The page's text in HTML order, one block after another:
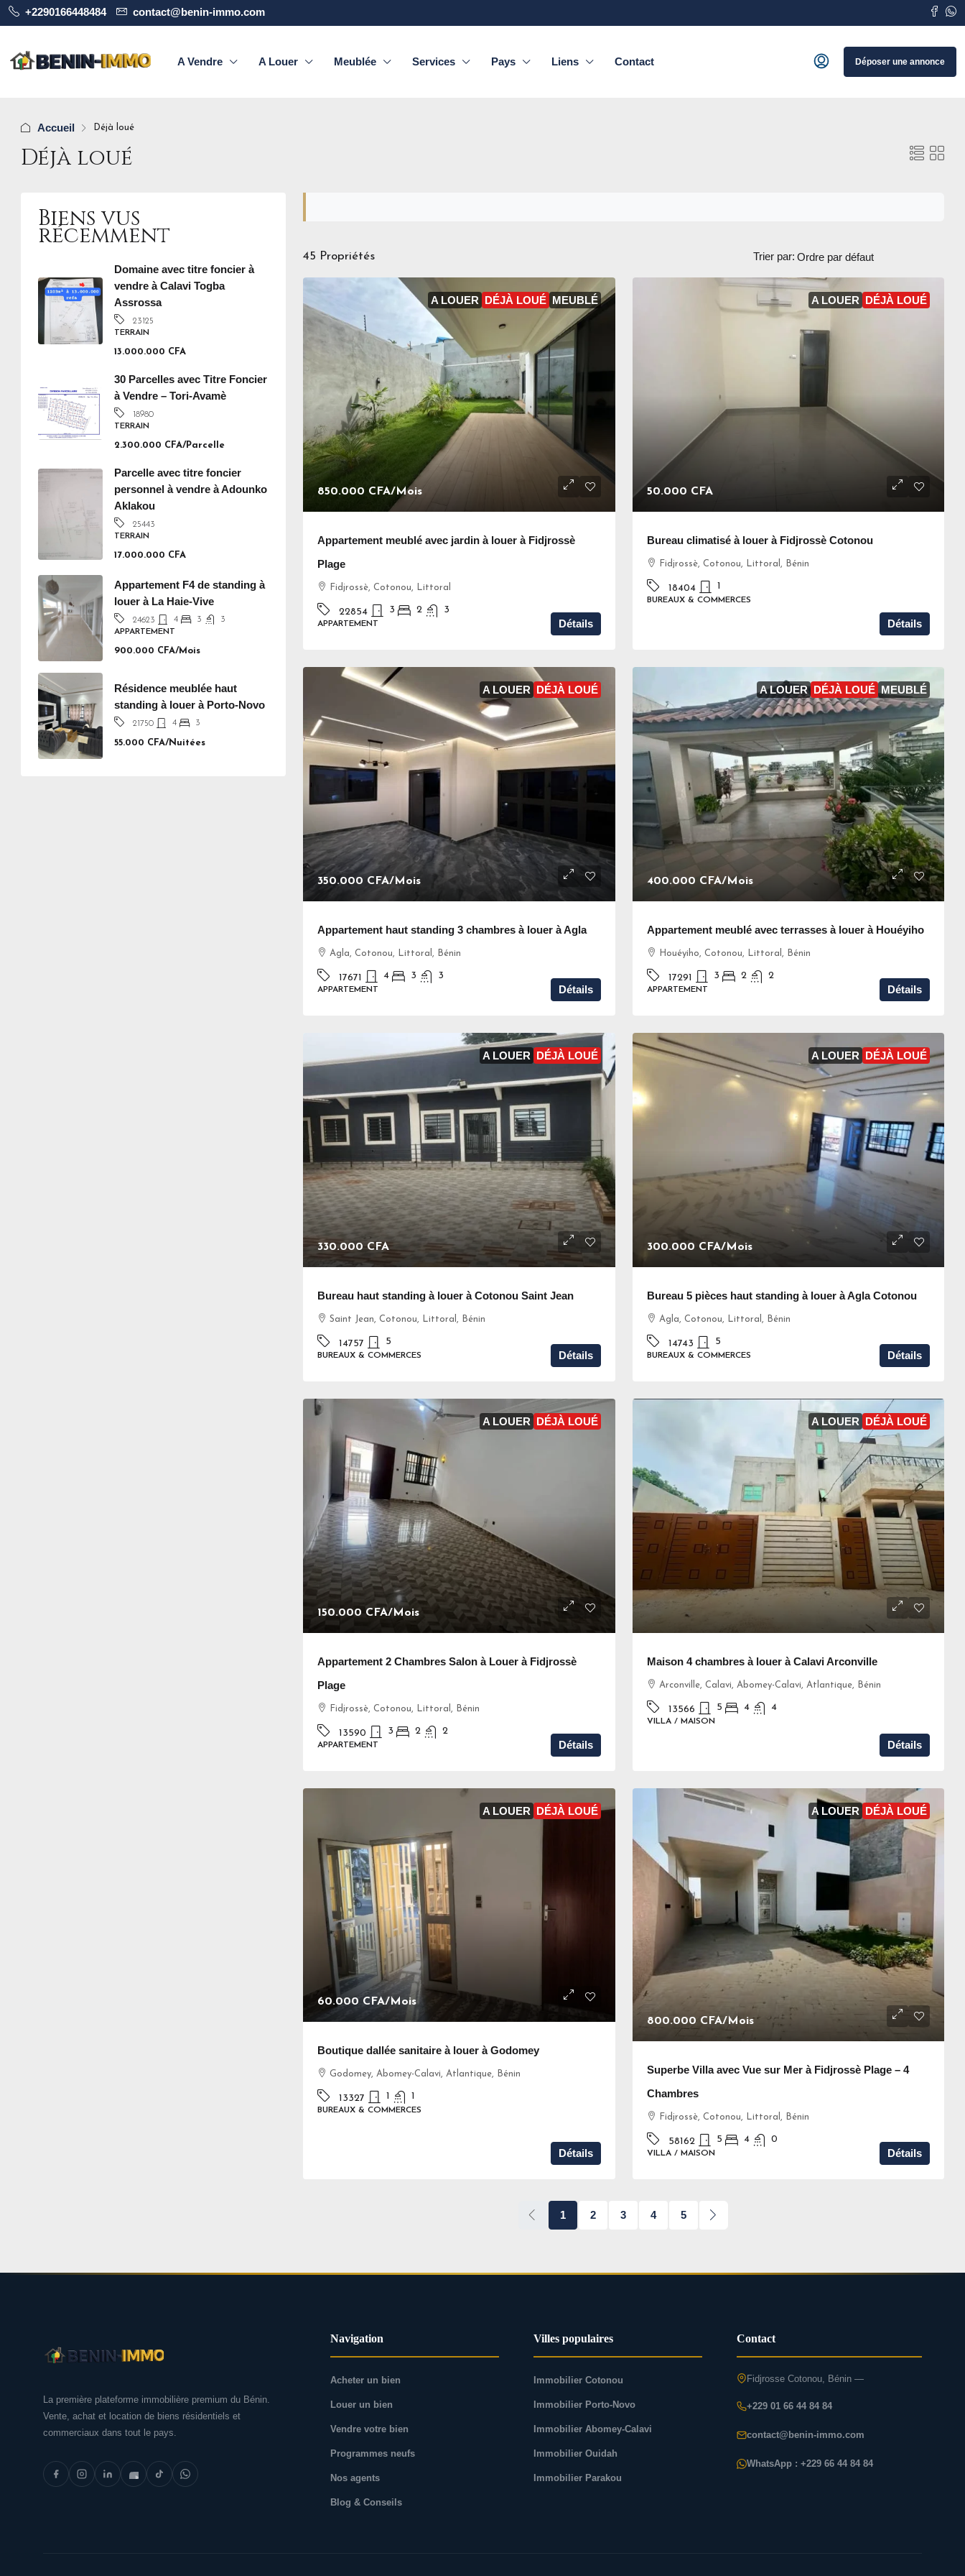
+2290166448484 contact@benin-immo.com
A Vendre A Louer Meublée Services Pays Liens Contact Déposer une annonce
Accueil Déjà loué
Déjà loué
45 Propriétés Trier par:
A LOUER DÉJÀ LOUÉ MEUBLÉ
850.000 CFA/Mois
Appartement meublé avec jardin à louer à Fidjrossè
Plage
Fidjrossè, Cotonou, Littoral
22854 3 2 3
APPARTEMENT Détails
A LOUER DÉJÀ LOUÉ
50.000 CFA
Bureau climatisé à louer à Fidjrossè Cotonou
Fidjrossè, Cotonou, Littoral, Bénin
18404 1
BUREAUX & COMMERCES
Détails
A LOUER DÉJÀ LOUÉ
350.000 CFA/Mois
Appartement haut standing 3 chambres à louer à Agla
Agla, Cotonou, Littoral, Bénin
17671 4 3 3
APPARTEMENT Détails
A LOUER DÉJÀ LOUÉ MEUBLÉ
400.000 CFA/Mois
Appartement meublé avec terrasses à louer à Houéyiho
Houéyiho, Cotonou, Littoral, Bénin
17291 3 2 2
APPARTEMENT Détails
A LOUER DÉJÀ LOUÉ
330.000 CFA
Bureau haut standing à louer à Cotonou Saint Jean
Saint Jean, Cotonou, Littoral, Bénin
14757 5
BUREAUX & COMMERCES Détails
A LOUER DÉJÀ LOUÉ
300.000 CFA/Mois
Bureau 5 pièces haut standing à louer à Agla Cotonou
Agla, Cotonou, Littoral, Bénin
14743 5
BUREAUX & COMMERCES Détails
A LOUER DÉJÀ LOUÉ
150.000 CFA/Mois
Appartement 2 Chambres Salon à Louer à Fidjrossè
Plage
Fidjrossè, Cotonou, Littoral, Bénin
13590 3 2 2
APPARTEMENT Détails
A LOUER DÉJÀ LOUÉ
Maison 4 chambres à louer à Calavi Arconville
Arconville, Calavi, Abomey-Calavi, Atlantique, Bénin
13566 5 4 4
VILLA / MAISON
Détails
A LOUER DÉJÀ LOUÉ
60.000 CFA/Mois
Boutique dallée sanitaire à louer à Godomey
Godomey, Abomey-Calavi, Atlantique, Bénin
13327 1 1
BUREAUX & COMMERCES
Détails
A LOUER DÉJÀ LOUÉ
800.000 CFA/Mois
Superbe Villa avec Vue sur Mer à Fidjrossè Plage – 4
Chambres
Fidjrossè, Cotonou, Littoral, Bénin
58162 5 4 0
VILLA / MAISON Détails
1 2 3 4 5
Biens vus
récemment
Domaine avec titre foncier à
vendre à Calavi Togba
Assrossa
23125
TERRAIN
13.000.000 CFA
30 Parcelles avec Titre Foncier
à Vendre – Tori-Avamè
18980
TERRAIN
2.300.000 CFA/Parcelle
Parcelle avec titre foncier
personnel à vendre à Adounko
Aklakou
25443
TERRAIN
17.000.000 CFA
Appartement F4 de standing à
louer à La Haie-Vive
24623 4 3
3
APPARTEMENT
900.000 CFA/Mois
Résidence meublée haut
standing à louer à Porto-Novo
21750 4 3
55.000 CFA/Nuitées
La première plateforme immobilière premium du Bénin.
Vente, achat et location de biens résidentiels et
commerciaux dans tout le pays.
Navigation
Acheter un bien
Louer un bien
Vendre votre bien
Programmes neufs
Nos agents
Blog & Conseils
Villes populaires
Immobilier Cotonou
Immobilier Porto-Novo
Immobilier Abomey-Calavi
Immobilier Ouidah
Immobilier Parakou
Contact
Fidjrosse Cotonou, Bénin —
+229 01 66 44 84 84
contact@benin-immo.com
WhatsApp : +229 66 44 84 84